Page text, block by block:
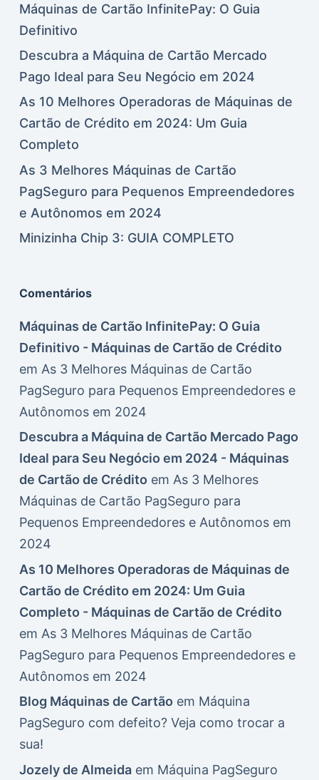
Máquinas de Cartão InfinitePay: O Guia
Definitivo
Descubra a Máquina de Cartão Mercado
Pago Ideal para Seu Negócio em 2024
As 10 Melhores Operadoras de Máquinas de
Cartão de Crédito em 2024: Um Guia
Completo
As 3 Melhores Máquinas de Cartão
PagSeguro para Pequenos Empreendedores
e Autônomos em 2024
Minizinha Chip 3: GUIA COMPLETO
Comentários
Máquinas de Cartão InfinitePay: O Guia
Definitivo - Máquinas de Cartão de Crédito
em As 3 Melhores Máquinas de Cartão
PagSeguro para Pequenos Empreendedores e
Autônomos em 2024
Descubra a Máquina de Cartão Mercado Pago
Ideal para Seu Negócio em 2024 - Máquinas
de Cartão de Crédito em As 3 Melhores
Máquinas de Cartão PagSeguro para
Pequenos Empreendedores e Autônomos em
2024
As 10 Melhores Operadoras de Máquinas de
Cartão de Crédito em 2024: Um Guia
Completo - Máquinas de Cartão de Crédito
em As 3 Melhores Máquinas de Cartão
PagSeguro para Pequenos Empreendedores e
Autônomos em 2024
Blog Máquinas de Cartão em Máquina
PagSeguro com defeito? Veja como trocar a
sua!
Jozely de Almeidaem Máquina PagSeguro